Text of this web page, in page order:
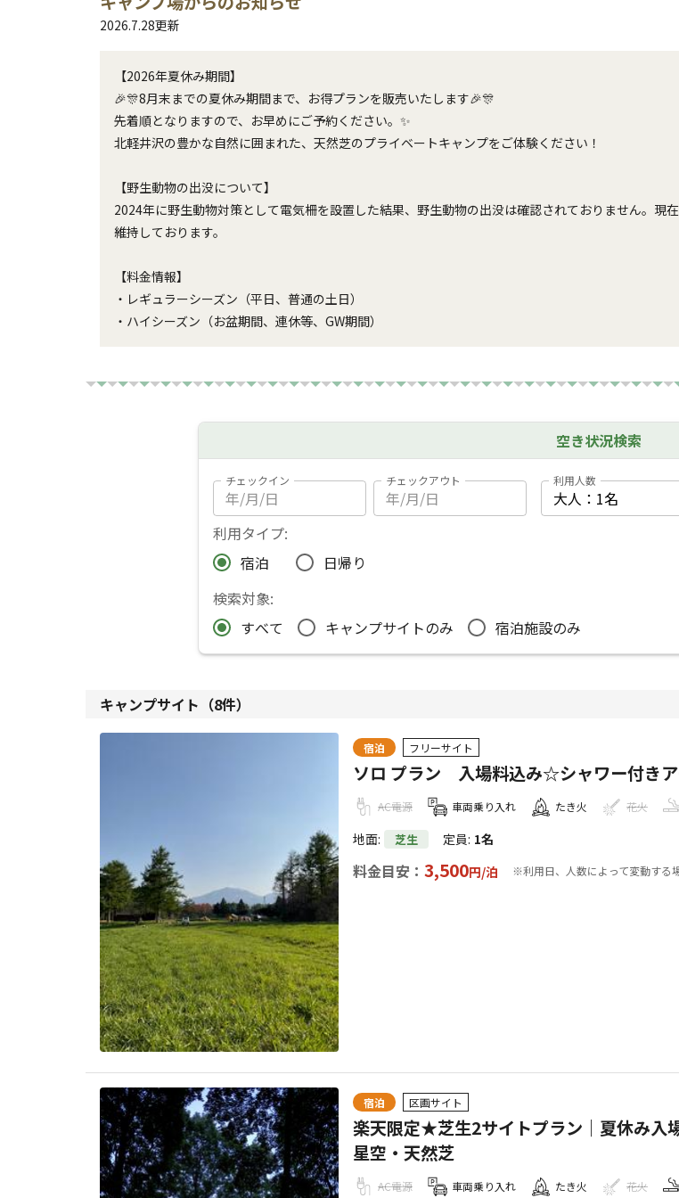
2026.7.28更新
【2026年夏休み期間】
🎉🎊8月末までの夏休み期間まで、お得プランを販売いたします🎉🎊
先着順となりますので、お早めにご予約ください。✨
北軽井沢の豊かな自然に囲まれた、天然芝のプライベートキャンプをご体験ください！
【野生動物の出没について】
2024年に野生動物対策として電気柵を設置した結果、野生動物の出没は確認されておりません。現
維持しております。
【料金情報】
・レギュラーシーズン（平日、普通の土日）
・ハイシーズン（お盆期間、連休等、GW期間）
空き状況検索
チェックイン チェックアウト 利用人数
利用タイプ:
宿泊
日帰り
検索対象:
すべて
キャンプサイトのみ 宿泊施設のみ
キャンプサイト（8件）
宿泊 フリーサイト
ソロ プラン 入場料込み☆シャワー付き
AC電源 車両乗り入れ たき火 花火
地面: 芝生 定員: 1名
料金目安： 3,500円/泊 ※利用日、人数によって変動する
宿泊 区画サイト
楽天限定★芝生2サイトプラン｜夏休み入
星空・天然芝
AC電源 車両乗り入れ たき火 花火